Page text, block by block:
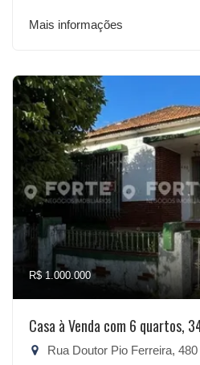
Mais informações
R$ 1.000.000
Casa à Venda com 6 quartos,
Rua Doutor Pio Ferreira, 480 -